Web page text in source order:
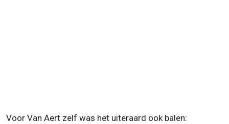
Voor Van Aert zelf was het uiteraard ook balen: